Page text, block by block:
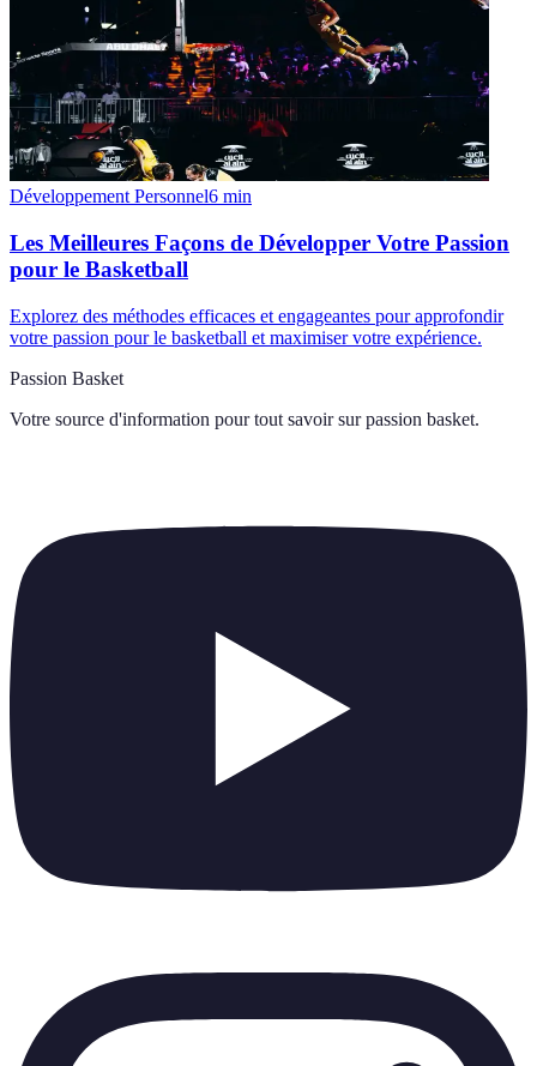
Développement Personnel6 min
Les Meilleures Façons de Développer Votre Passion
pour le Basketball
Explorez des méthodes efficaces et engageantes pour approfondir
votre passion pour le basketball et maximiser votre expérience.
Passion Basket
Votre source d'information pour tout savoir sur passion basket.